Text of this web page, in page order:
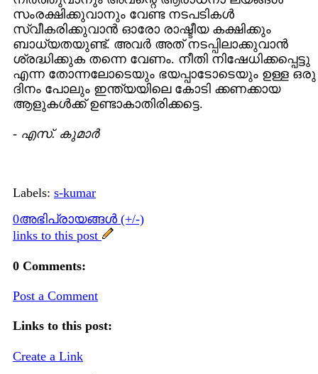
സംരക്ഷിക്കുവാനും വേണ്ട നടപടികള്‍
സ്വീകരിക്കുവാന്‍ ഓരോ രാഷ്ടീയ കക്ഷിക്കും
ബാധ്യതയുണ്ട്‌. അവര്‍ അത്‌ നടപ്പിലാക്കുവാന്‍
ശ്രദ്ധിക്കുക തന്നെ വേണം. നീതി നിഷേധിക്കപ്പെട്ടു
എന്ന തോന്നലോടെയും ഭയപ്പാടോടെയും ഉള്ള ഒരു
ദിനം പോലും ഇന്ത്യയിലെ കോടി ക്കണക്കായ
ആളുകള്‍ക്ക്‌ ഉണ്ടാകാതിരിക്കട്ടെ.
- എസ്. കുമാര്‍
Labels: s-kumar
0അഭിപ്രായങ്ങള്‍ (+/-)
links to this post
0 Comments:
Post a Comment
Links to this post:
Create a Link